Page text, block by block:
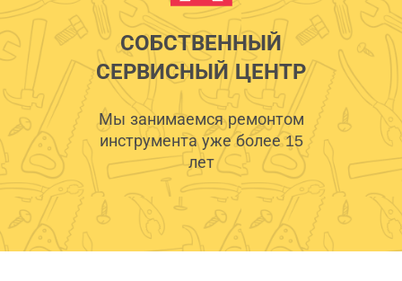
СОБСТВЕННЫЙ
СЕРВИСНЫЙ ЦЕНТР
Мы занимаемся ремонтом
инструмента уже более 15
лет